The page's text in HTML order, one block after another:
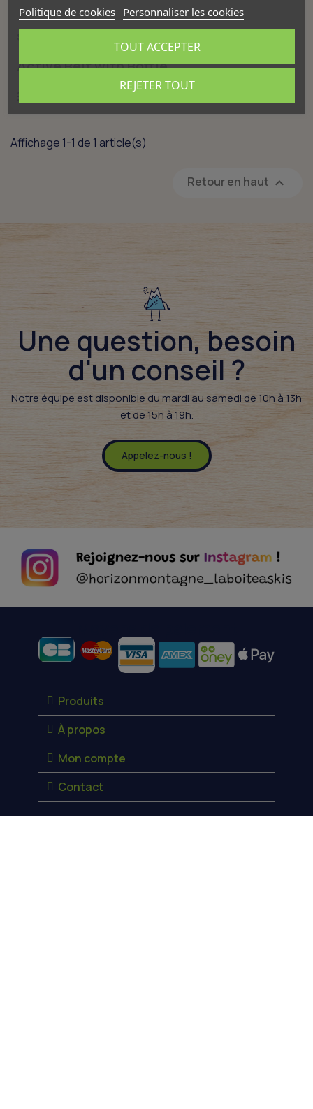
Active Belt with Bottle
Affichage 1-1 de 1 article(s)
Retour en haut 
Une question, besoin
d'un conseil ?​
Notre équipe est disponible du mardi au samedi de 10h à 13h
et de 15h à 19h.
Appelez-nous !
Produits
À propos
Mon compte
Contact
Politique de cookies Personnaliser les cookies
REJETER TOUT
TOUT ACCEPTER